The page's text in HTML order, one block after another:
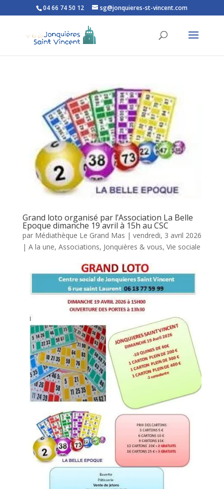
Ouvrir la barre d’outils
04 66 74 50 12 sg@jonquieres-st-vincent.com
Grand loto organisé par l’Association La Belle
Epoque dimanche 19 avril à 15h au CSC
par Médiathèque Le Grand Mas | vendredi, 3 avril 2026
| A la une, Associations, Jonquières & vous, Vie sociale